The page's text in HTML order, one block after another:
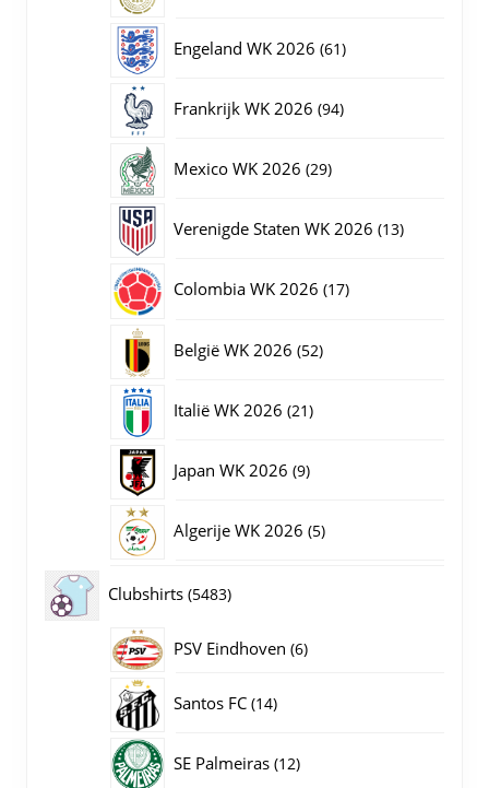
Engeland WK 2026 6161
Frankrijk WK 2026 9494
Mexico WK 2026 2929
Verenigde Staten WK 2026 1313
Colombia WK 2026 1717
België WK 2026 5252
Italië WK 2026 2121
Japan WK 2026 99
Algerije WK 2026 55
Clubshirts 54835483
producten
PSV Eindhoven 66
Santos FC 1414
SE Palmeiras 1212